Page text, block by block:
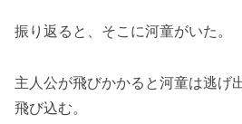
振り返ると、そこに河童がいた。
主人公が飛びかかると河童は逃げ
飛び込む。